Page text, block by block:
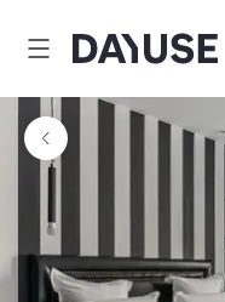
Dayuse